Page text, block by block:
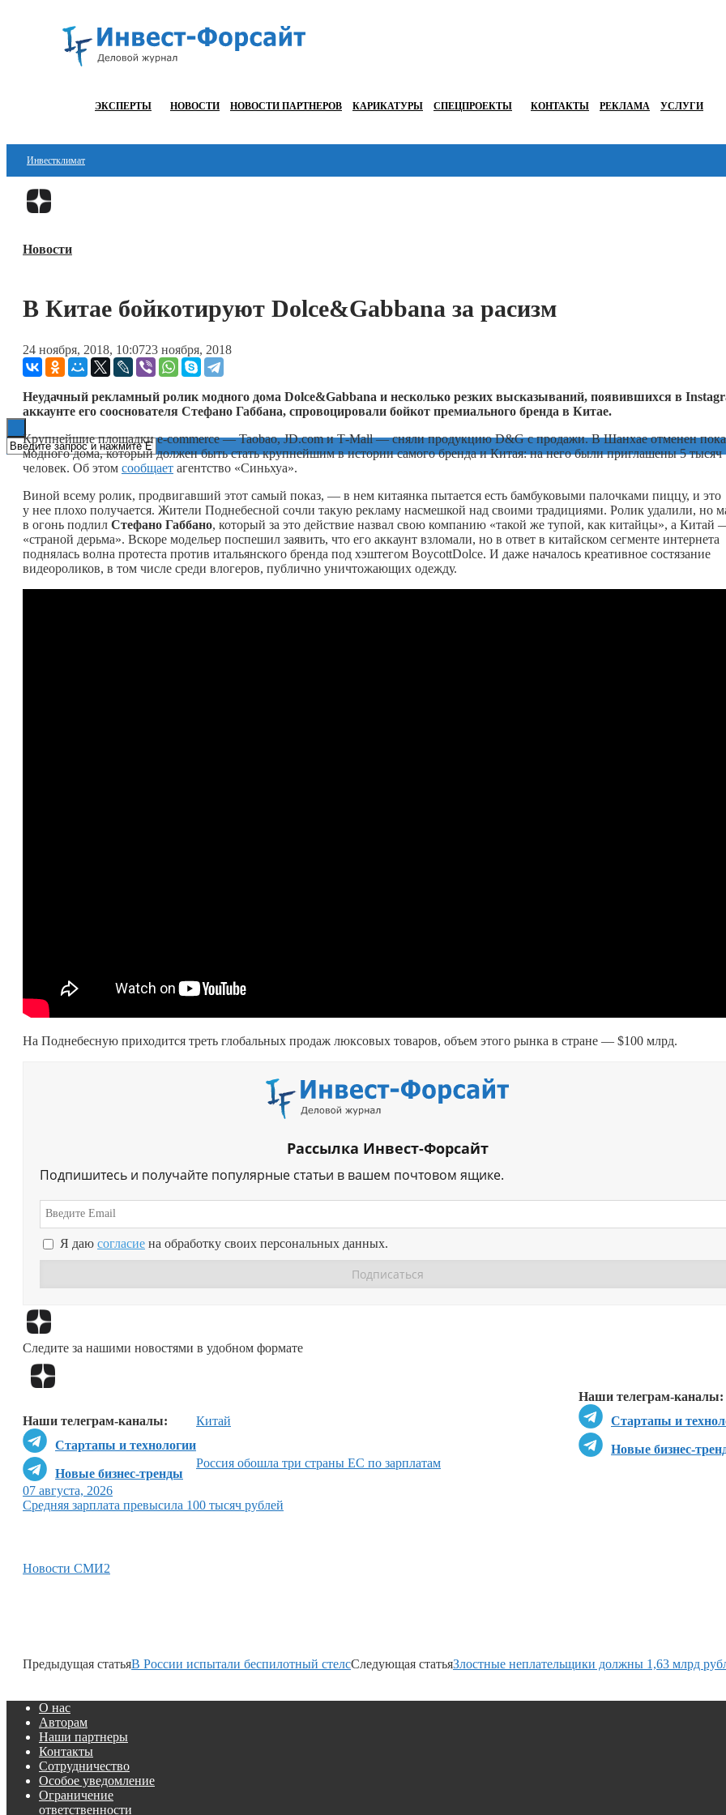
ЭКСПЕРТЫ НОВОСТИ НОВОСТИ ПАРТНЕРОВ КАРИКАТУРЫ СПЕЦПРОЕКТЫ КОНТАКТЫ РЕКЛАМА УСЛУГИ
Инвестклимат
Финансы
Блокчейн
ESG
Новости
В Китае бойкотируют Dolce&Gabbana за расизм
24 ноября, 2018, 10:0723 ноября, 2018
Неудачный рекламный ролик модного дома Dolce&Gabbana и несколько резких высказываний, появившихся в
аккаунте его сооснователя Стефано Габбана, спровоцировали бойкот премиального бренда в Китае.
Крупнейшие площадки e‑commerce — Taobao, JD.com и T‑Mall — сняли продукцию D&G с продажи. В Шанхае отменен
модного дома, который должен быть стать крупнейшим в истории самого бренда и Китая: на него были приглашены 5 тысяч
человек. Об этом сообщает агентство «Синьхуа».
Виной всему ролик, продвигавший этот самый показ, — в нем китаянка пытается есть бамбуковыми палочками пиццу, и это
у нее плохо получается. Жители Поднебесной сочли такую рекламу насмешкой над своими традициями. Ролик удалили, но
в огонь подлил Стефано Габбано, который за это действие назвал свою компанию «такой же тупой, как китайцы», а Китай
«страной дерьма». Вскоре модельер поспешил заявить, что его аккаунт взломали, но в ответ в китайском сегменте интернета
поднялась волна протеста против итальянского бренда под хэштегом BoycottDolce. И даже началось креативное состязание
видеороликов, в том числе среди влогеров, публично уничтожающих одежду.
На Поднебесную приходится треть глобальных продаж люксовых товаров, объем этого рынка в стране — $100 млрд.
Рассылка Инвест-Форсайт
Подпишитесь и получайте популярные статьи в вашем почтовом ящике.
Я даю согласие на обработку своих персональных данных.
Следите за нашими новостями в удобном формате
Наши телеграм-каналы:
Стартапы и
Новые бизнес-
Наши телеграм-каналы:
Стартапы и технологии
Новые бизнес-тренды
Китай
Россия обошла три страны ЕС по зарплатам
07 августа, 2026
Средняя зарплата превысила 100 тысяч рублей
Новости СМИ2
Предыдущая статьяВ России испытали беспилотный стелсСледующая статьяЗлостные неплательщики должны 1,63 млрд
О нас
Авторам
Наши партнеры
Контакты
Сотрудничество
Особое уведомление
Ограничение
ответственности